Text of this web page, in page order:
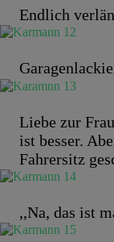
Endlich
Liebe zur
ist besser.
Fahrersitz
,,Na, das ist